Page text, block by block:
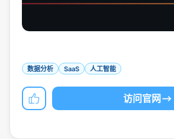
数据分析 SaaS 人工智能
访问官网